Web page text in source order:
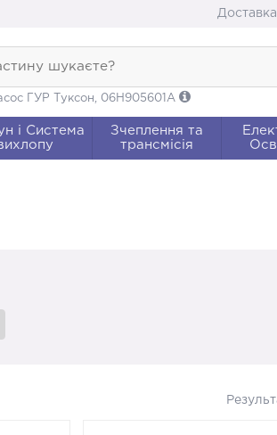
шукаєте?
ГУР Туксон, 06H905601A
і Система
Зчеплення та
трансмісія